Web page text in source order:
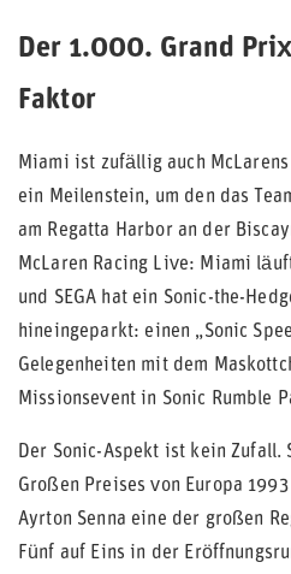
Der 1.000. Grand
Faktor
Miami ist zufällig auch
ein Meilenstein, um den das
am Regatta Harbor an der
McLaren Racing Live: Miami
und SEGA hat ein Sonic-the-
hineingeparkt: einen „Sonic
Gelegenheiten mit dem
Missionsevent in Sonic Rumble
Der Sonic-Aspekt ist kein Zufall.
Großen Preises von Europa
Ayrton Senna eine der großen
Fünf auf Eins in der